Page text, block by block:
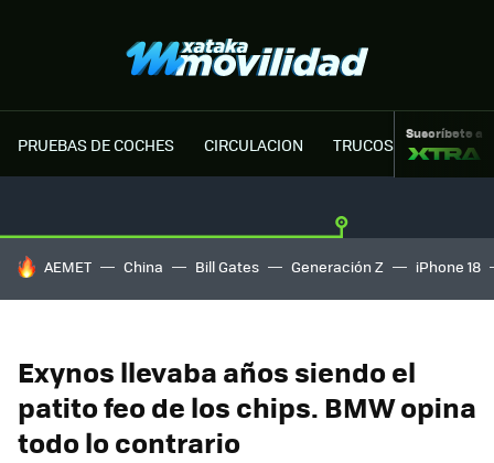
PRUEBAS DE COCHES CIRCULACION TRUCOS MOTOR
Suscríbete a
HOY SE HABLA DE
AEMET China Bill Gates Generación Z iPhone 18
Exynos llevaba años siendo el
patito feo de los chips. BMW opina
todo lo contrario